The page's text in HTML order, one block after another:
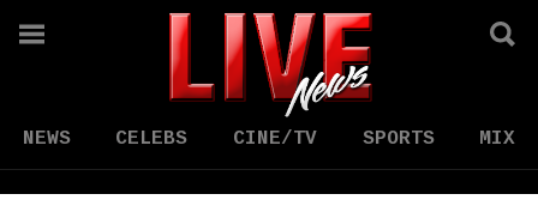
NEWS CELEBS CINE/TV SPORTS MIX